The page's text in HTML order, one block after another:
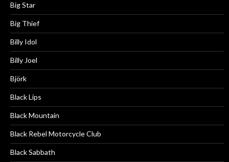
Big Star
Big Thief
Billy Idol
Billy Joel
Björk
Black Lips
Black Mountain
Black Rebel Motorcycle Club
Black Sabbath